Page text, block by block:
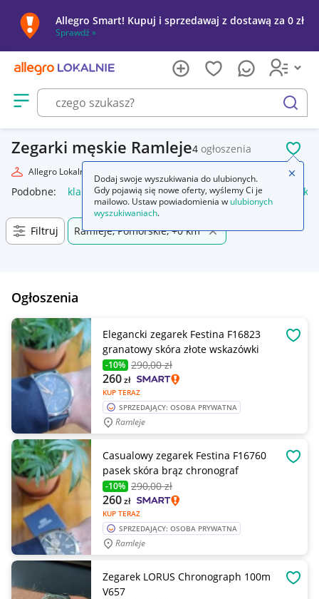
Allegro Smart! Kupuj i sprzedawaj z dostawą za 0 zł
Sprawdź »
Otwórz menu z kategoriami
szukaj
Zegarki męskie Ramleje4 ogłoszenia
Allegro Lokalnie Męskie
Podobne: klapki męskie bokserki męskie kąpielówki męskie
Filtruj Ramleje, Pomorskie, +0 km
Ogłoszenia
Elegancki zegarek Festina F16823
granatowy skóra złote wskazówki
-10% 290,00 zł
KUP TERAZ
260zł
SPRZEDAJĄCY: OSOBA PRYWATNA
Ramleje
Casualowy zegarek Festina F16760
pasek skóra brąz chronograf
-10% 290,00 zł
KUP TERAZ
260zł
SPRZEDAJĄCY: OSOBA PRYWATNA
Ramleje
Zegarek LORUS Chronograph 100m
V657
Dodaj swoje wyszukiwania do ulubionych.
Gdy pojawią się nowe oferty, wyślemy Ci je
mailowo. Ustaw powiadomienia w ulubionych
wyszukiwaniach.